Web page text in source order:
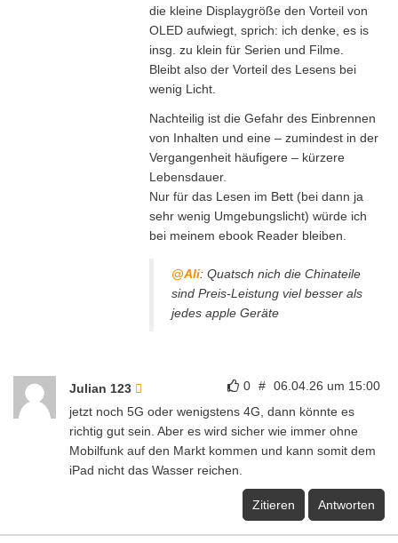
die kleine Displaygröße den Vorteil von
OLED aufwiegt, sprich: ich denke, es is
insg. zu klein für Serien und Filme.
Bleibt also der Vorteil des Lesens bei
wenig Licht.
Nachteilig ist die Gefahr des Einbrennen
von Inhalten und eine – zumindest in der
Vergangenheit häufigere – kürzere
Lebensdauer.
Nur für das Lesen im Bett (bei dann ja
sehr wenig Umgebungslicht) würde ich
bei meinem ebook Reader bleiben.
@Ali: Quatsch nich die Chinateile
sind Preis-Leistung viel besser als
jedes apple Geräte
0 # 06.04.26 um 15:00
Julian 123
jetzt noch 5G oder wenigstens 4G, dann könnte es
richtig gut sein. Aber es wird sicher wie immer ohne
Mobilfunk auf den Markt kommen und kann somit dem
iPad nicht das Wasser reichen.
Zitieren Antworten